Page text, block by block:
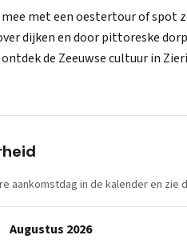
met een oestertour of spot
dijken en door pittoreske
de Zeeuwse cultuur in
aankomstdag in de kalender en zie
Augustus 2026